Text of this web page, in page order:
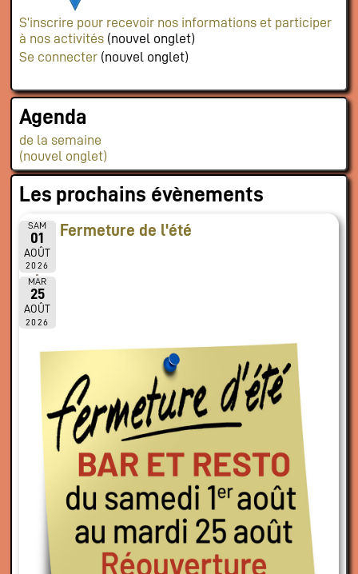
S’inscrire pour recevoir nos informations et participer
à nos activités(nouvel onglet)
Se connecter(nouvel onglet)
Agenda
de la semaine
(nouvel onglet)
Les prochains évènements
SAM
01
AOÛT
2026
MAR
25
AOÛT
2026
Fermeture de l'été